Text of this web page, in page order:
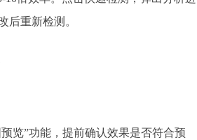
后重新检测。
览”功能，提前确认效果是否符合预